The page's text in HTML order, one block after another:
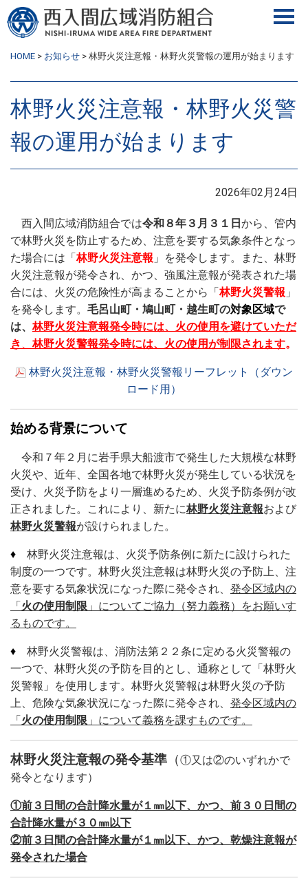
HOME > お知らせ > 林野火災注意報・林野火災警報の運用が始まります
林野火災注意報・林野火災警
報の運用が始まります
2026年02月24日
西入間広域消防組合では令和８年３月３１日から、管内
で林野火災を防止するため、注意を要する気象条件となっ
た場合には「林野火災注意報 」を発令します。また、林野
火災注意報が発令され、かつ、強風注意報が発表された場
合には、火災の危険性が高まることから「林野火災警報 」
を発令します。 毛呂山町・鳩山町・越生町の対象区域で
は、林野火災注意報発令時には、火の使用を避けていただ
き
、林野火災警報発令時には、火の使用が制限されます。
林野火災注意報・林野火災警報リーフレット（ダウン
ロード用）
始める背景について
令和７年２月に岩手県大船渡市で発生した大規模な林野
火災や、近年、全国各地で林野火災が発生している状況を
受け、火災予防をより一層進めるため、火災予防条例が改
正されました。これにより、新たに林野火災注意報および
林野火災警報が設けられました。
♦ 林野火災注意報は、火災予防条例に新たに設けられた
制度の一つです。林野火災注意報は林野火災の予防上、注
意を要する気象状況になった際に発令され、 発令区域内の
「火の使用制限 」についてご協力（努力義務）をお願いす
るものです。
♦ 林野火災警報は、消防法第２２条に定める火災警報の
一つで、林野火災の予防を目的とし、通称として「林野火
災警報」を使用します。林野火災警報は林野火災の予防
上、危険な気象状況になった際に発令され、 発令区域内の
「火の使用制限 」について義務を課すものです。
林野火災注意報の発令基準 （①又は②のいずれかで
発令となります）
①前３日間の合計降水量が１㎜以下、かつ、前３０日間の
合計降水量が３０㎜以下
②前３日間の合計降水量が１㎜以下、かつ、乾燥注意報が
発令された場合